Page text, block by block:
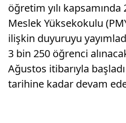
öğretim yılı
Meslek Yüksekokulu
ilişkin duyuruyu
3 bin 250 öğrenci
Ağustos itibarıyla
tarihine kadar devam